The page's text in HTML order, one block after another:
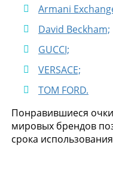
Armani
David Beckham;
GUCCI;
VERSACE;
TOM FORD.
Понравившиеся
мировых брендов
срока